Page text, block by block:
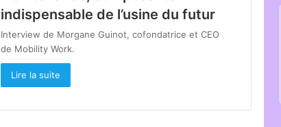
indispensable de l’usine du futur
Interview de Morgane Guinot, cofondatrice et CEO
de Mobility Work.
Lire la suite